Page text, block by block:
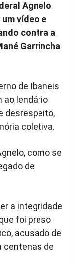
Agnelo
vídeo e
contra a
Garrincha
de Ibaneis
ao lendário
desrespeito,
coletiva.
como se
de
a integridade
foi preso
acusado de
centenas de